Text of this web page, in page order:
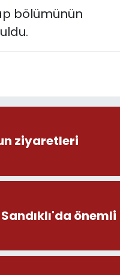
bölümünün
ziyaretleri
önemli